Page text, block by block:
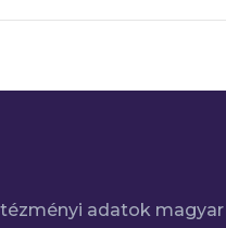
adatok magyar